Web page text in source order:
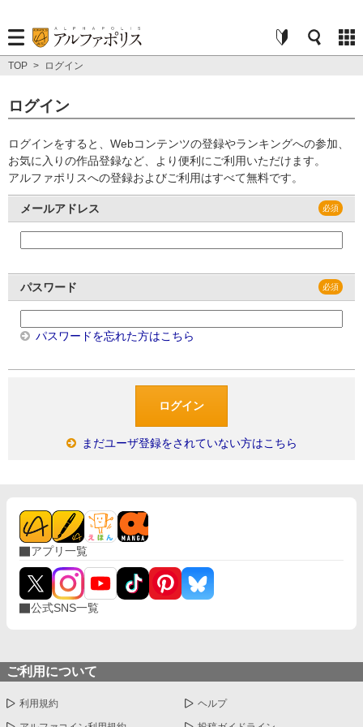
TOP > ログイン
ログイン
ログインをすると、Webコンテンツの登録やランキングへの参加、
お気に入りの作品登録など、より便利にご利用いただけます。
アルファポリスへの登録およびご利用はすべて無料です。
メールアドレス
パスワード
パスワードを忘れた方はこちら
まだユーザ登録をされていない方はこちら
アプリ一覧
公式SNS一覧
ご利用について
利用規約 ヘルプ